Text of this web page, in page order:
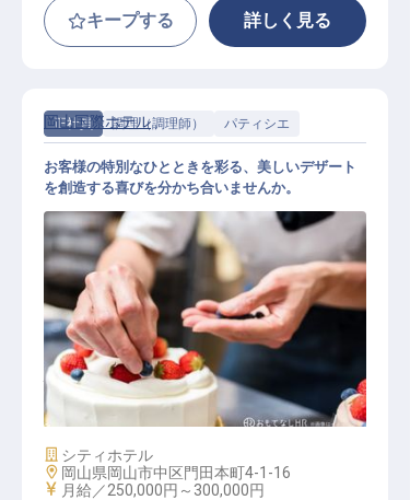
キープする 詳しく見る
正社員 調理（調理師） パティシエ
パティシエ・製菓
岡山国際ホテル
お客様の特別なひとときを彩る、美しいデザート
を創造する喜びを分かち合いませんか。
施設業態
シティホテル
勤務地
岡山県岡山市中区門田本町4-1-16
給与
月給／250,000円～ 300,000円